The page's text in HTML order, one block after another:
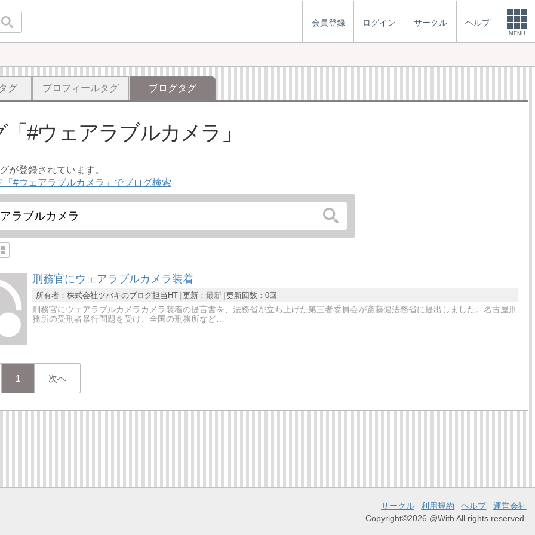
会員登録 ログイン サークル ヘルプ
MENU
グ プロフィールタグ ブログタグ
#ウェアラブルカメラ
が登録されています。
「#ウェアラブルカメラ」でブログ検索
刑務官にウェアラブルカメラ装着
所有者：株式会社ツバキのブログ担当HT 更新：最新 更新回数：0回
刑務官にウェアラブルカメラカメラ装着の提言書を、法務省が立ち上げた第三者委員会が斎藤健法務省に提出しました。名古屋刑
務所の受刑者暴行問題を受け、全国の刑務所など…
1 次へ
サークル 利用規約 ヘルプ
運営会社
Copyright©2026 @With All rights reserved.